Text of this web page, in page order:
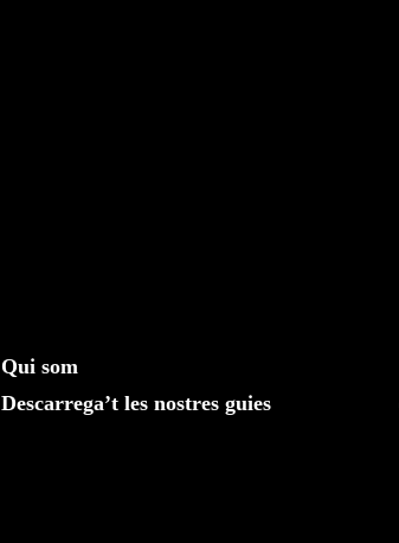
Qui som
Descarrega’t les nostres guies